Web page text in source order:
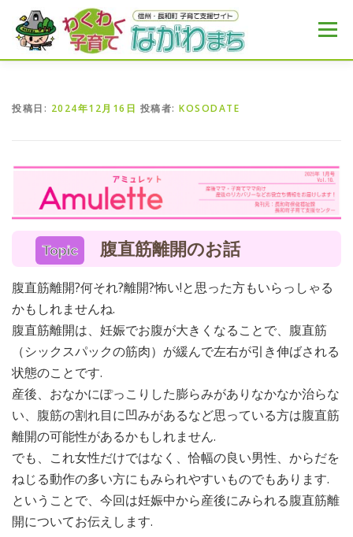
メニュー
投稿日: 2024年12月16日 投稿者: KOSODATE
Topic 腹直筋離開のお話
腹直筋離開?何それ?離開?怖い!と思った方もいらっしゃる
かもしれませんね.
腹直筋離開は、妊娠でお腹が大きくなることで、腹直筋
（シックスパックの筋肉）が緩んで左右が引き伸ばされる
状態のことです.
産後、おなかにぽっこりした膨らみがありなかなか治らな
い、腹筋の割れ目に凹みがあるなど思っている方は腹直筋
離開の可能性があるかもしれません.
でも、これ女性だけではなく、恰幅の良い男性、からだを
ねじる動作の多い方にもみられやすいものでもあります.
ということで、今回は妊娠中から産後にみられる腹直筋離
開についてお伝えします.